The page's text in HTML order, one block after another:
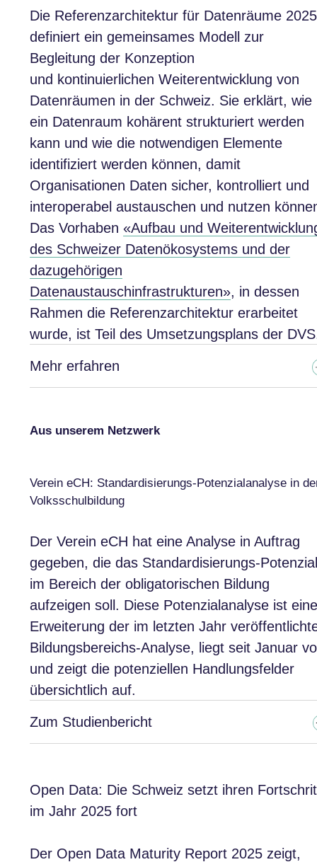
Die Referenzarchitektur für Datenräume 2025
definiert ein gemeinsames Modell zur
Begleitung der Konzeption
und kontinuierlichen Weiterentwicklung von
Datenräumen in der Schweiz. Sie erklärt, wie
ein Datenraum kohärent strukturiert werden
kann und wie die notwendigen Elemente
identifiziert werden können, damit
Organisationen Daten sicher, kontrolliert und
interoperabel austauschen und nutzen
Das Vorhaben «Aufbau und
des Schweizer Datenökosystems und der
dazugehörigen
Datenaustauschinfrastrukturen», in dessen
Rahmen die Referenzarchitektur erarbeitet
wurde, ist Teil des Umsetzungsplans der
Mehr erfahren
Aus unserem Netzwerk
Verein eCH: Standardisierungs-Potenzialanalyse in
Volksschulbildung
Der Verein eCH hat eine Analyse in Auftrag
gegeben, die das Standardisierungs-Potenzial
im Bereich der obligatorischen Bildung
aufzeigen soll. Diese Potenzialanalyse ist eine
Erweiterung der im letzten Jahr
Bildungsbereichs-Analyse, liegt seit Januar
und zeigt die potenziellen Handlungsfelder
übersichtlich auf.
Zum Studienbericht
Open Data: Die Schweiz setzt ihren
im Jahr 2025 fort
Der Open Data Maturity Report 2025 zeigt,